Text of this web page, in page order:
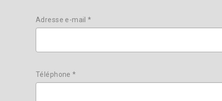
Adresse e-mail *
Téléphone *